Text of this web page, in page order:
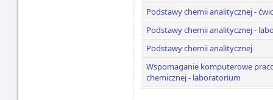
Podstawy chemii analitycznej -
Podstawy chemii analitycznej -
Podstawy chemii analitycznej
Wspomaganie komputerowe
chemicznej - laboratorium